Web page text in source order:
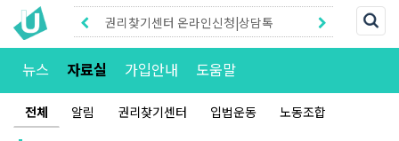
권리찾기센터 온라인신청|상담톡
권리찾기유니온 조합원|후원안내
뉴스 자료실 가입안내 도움말
전체 알림 권리찾기센터 입법운동 노동조합